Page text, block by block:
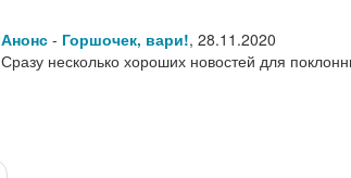
Анонс - Горшочек, вари!, 28.11.2020
Сразу несколько хороших новостей для